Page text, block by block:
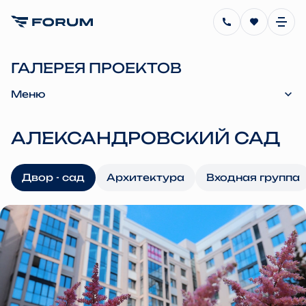
ГАЛЕРЕЯ ПРОЕКТОВ
Меню
АЛЕКСАНДРОВСКИЙ САД
Двор - сад Архитектура Входная группа